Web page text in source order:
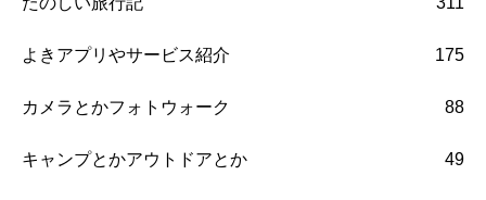
よきアプリやサービス紹介 175
カメラとかフォトウォーク 88
キャンプとかアウトドアとか 49